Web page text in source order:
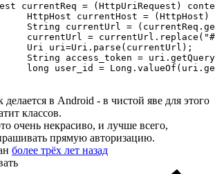
currentReq = (HttpUriRequest)
HttpHost currentHost =
String currentUrl =
currentUrl =
Uri uri=Uri.parse(currentUrl);
String access_token =
long user_id =
делается в Android - в чистой яве для этого
классов.
очень некрасиво, и лучше всего,
прямую авторизацию.
более трёх лет назад